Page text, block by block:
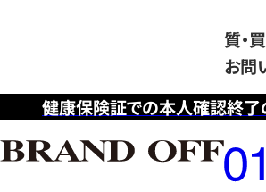
健康保険証での本人確認終
質・
お問
フ
リ
ー